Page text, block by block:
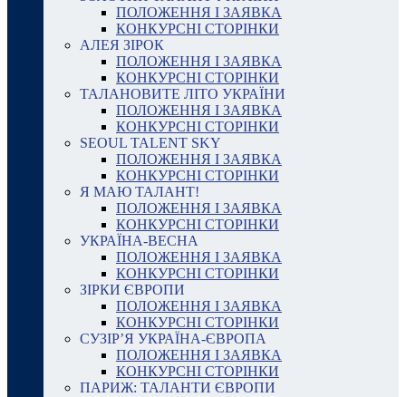
ПОЛОЖЕННЯ І ЗАЯВКА
КОНКУРСНІ СТОРІНКИ
АЛЕЯ ЗІРОК
ПОЛОЖЕННЯ І ЗАЯВКА
КОНКУРСНІ СТОРІНКИ
ТАЛАНОВИТЕ ЛІТО УКРАЇНИ
ПОЛОЖЕННЯ І ЗАЯВКА
КОНКУРСНІ СТОРІНКИ
SEOUL TALENT SKY
ПОЛОЖЕННЯ І ЗАЯВКА
КОНКУРСНІ СТОРІНКИ
Я МАЮ ТАЛАНТ!
ПОЛОЖЕННЯ І ЗАЯВКА
КОНКУРСНІ СТОРІНКИ
УКРАЇНА-ВЕСНА
ПОЛОЖЕННЯ І ЗАЯВКА
КОНКУРСНІ СТОРІНКИ
ЗІРКИ ЄВРОПИ
ПОЛОЖЕННЯ І ЗАЯВКА
КОНКУРСНІ СТОРІНКИ
СУЗІР’Я УКРАЇНА-ЄВРОПА
ПОЛОЖЕННЯ І ЗАЯВКА
КОНКУРСНІ СТОРІНКИ
ПАРИЖ: ТАЛАНТИ ЄВРОПИ